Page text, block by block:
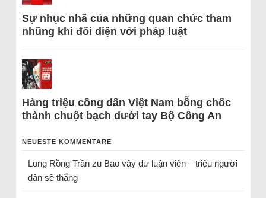
Sự nhục nhã của những quan chức tham
nhũng khi đối diện với pháp luật
Hàng triệu công dân Việt Nam bỗng chốc
thành chuột bạch dưới tay Bộ Công An
NEUESTE KOMMENTARE
Long Rồng Trầnzu Bao vây dư luận viên – triệu người
dân sẽ thắng